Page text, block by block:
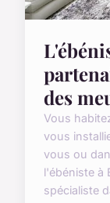
des
Vous
vous
vous ou
l'ébéniste à
spécialiste